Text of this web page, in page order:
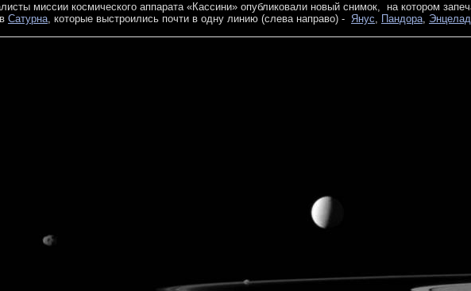
миссии космического аппарата «Кассини» опубликовали новый снимок, на котором
Сатурна, которые выстроились почти в одну линию (слева направо) - Янус, Пандора, Энцелад